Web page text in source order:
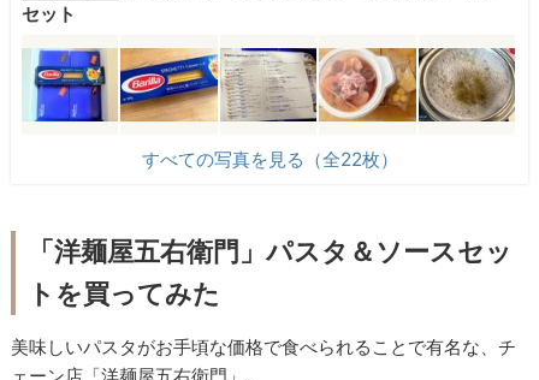
セット
すべての写真を見る（全22枚）
「洋麺屋五右衛門」パスタ＆ソースセッ
トを買ってみた
美味しいパスタがお手頃な価格で食べられることで有名な、チ